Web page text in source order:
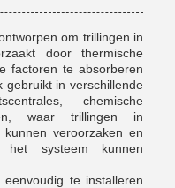
om trillingen in
door thermische
factoren te absorberen
gebruikt in verschillende
chemische
waar trillingen in
kunnen veroorzaken en
systeem kunnen
te installeren